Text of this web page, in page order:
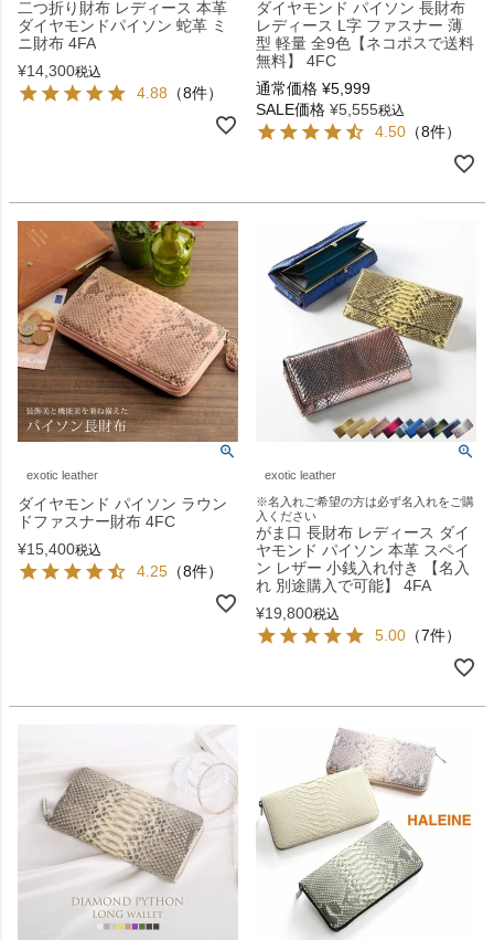
二つ折り財布 レディース 本革
ダイヤモンドパイソン 蛇革 ミ
ニ財布 4FA
¥14,300税込
4.88 （8件）
ダイヤモンド パイソン 長財布
レディース L字 ファスナー 薄
型 軽量 全9色【ネコポスで送料
無料】 4FC
通常価格 ¥5,999
SALE価格 ¥5,555税込
4.50 （8件）
exotic leather
ダイヤモンド パイソン ラウン
ドファスナー財布 4FC
¥15,400税込
4.25 （8件）
exotic leather
※名入れご希望の方は必ず名入れをご購
入ください
がま口 長財布 レディース ダイ
ヤモンド パイソン 本革 スペイ
ン レザー 小銭入れ付き 【名入
れ 別途購入で可能】 4FA
¥19,800税込
5.00 （7件）